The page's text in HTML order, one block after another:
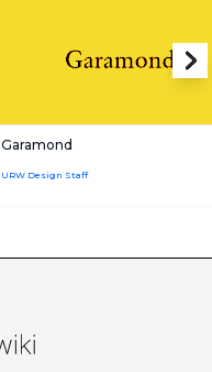
Garamond
URW Design Staff